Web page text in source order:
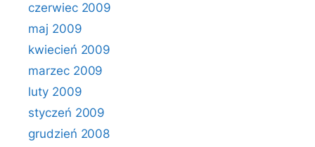
czerwiec 2009
maj 2009
kwiecień 2009
marzec 2009
luty 2009
styczeń 2009
grudzień 2008